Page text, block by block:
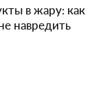
в жару: как
навредить